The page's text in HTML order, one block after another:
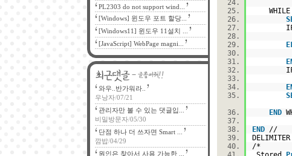
PL2303 do not support wind...
[Windows] 윈도우 포트 할당...
[Windows11] 윈도우 11설치 ...
[JavaScript] WebPage magni...
와우..반가워라..
우낭자/07/21
관리자만 볼 수 있는 댓글입...
비밀방문자/05/30
단점 하나 더 쓰자면 Smart ...
깜밥/04/29
원인은 찾아서 사용 가능한 ...
WHILE
IF
IF
END
END//
/*